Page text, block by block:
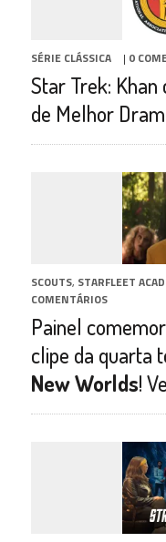
SÉRIE CLÁSSICA | 0
Star Trek: Khan
de Melhor
SCOUTS, STARFLEET
COMENTÁRIOS
Painel
clipe da quarta
New Worlds!